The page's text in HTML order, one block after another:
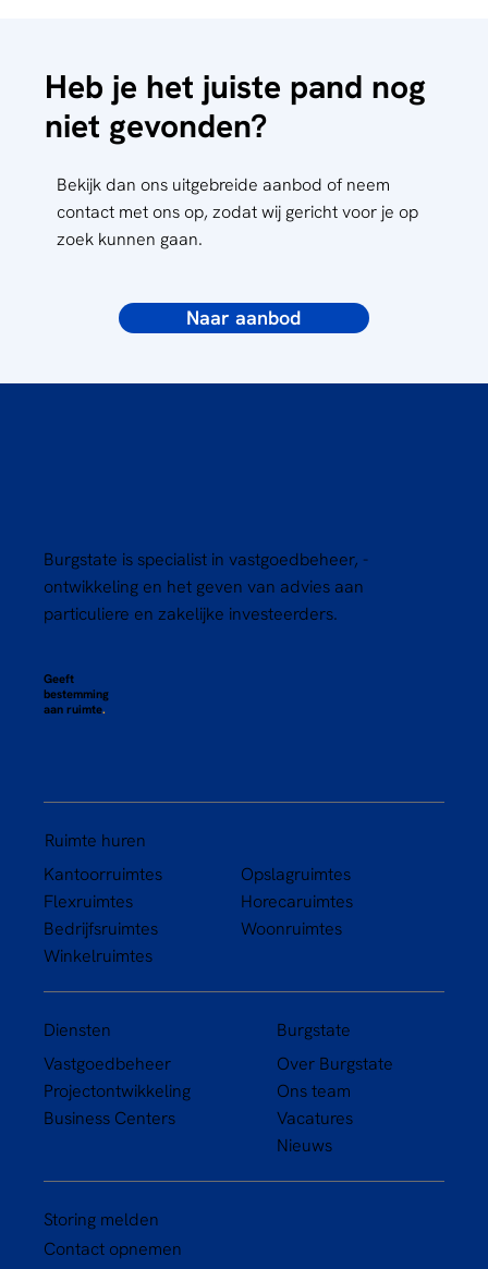
Heb je het juiste pand nog
niet gevonden?
Bekijk dan ons uitgebreide aanbod of neem
contact met ons op, zodat wij gericht voor je op
zoek kunnen gaan.
Naar aanbod
Burgstate is specialist in vastgoedbeheer, -
ontwikkeling en het geven van advies aan
particuliere en zakelijke investeerders.
Geeft
bestemming
aan ruimte.
Ruimte huren
Kantoorruimtes
Flexruimtes
Bedrijfsruimtes
Winkelruimtes
Opslagruimtes
Horecaruimtes
Woonruimtes
Diensten
Vastgoedbeheer
Projectontwikkeling
Business Centers
Burgstate
Over Burgstate
Ons team
Vacatures
Nieuws
Storing melden
Contact opnemen